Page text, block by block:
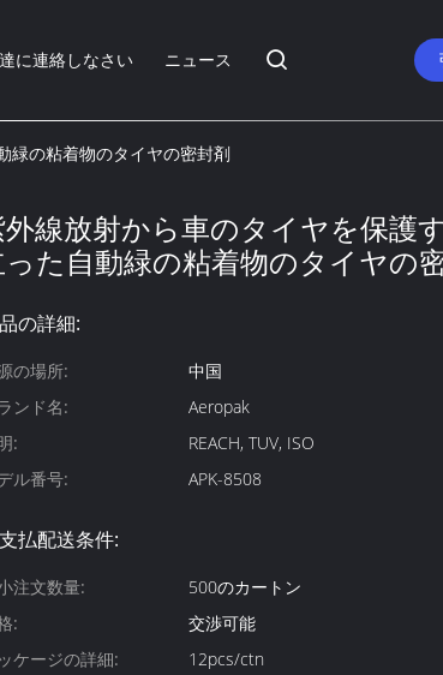
に連絡しなさい ニュース
緑の粘着物のタイヤの密封剤
線放射から車のタイヤを保護
った自動緑の粘着物のタイヤの
の詳細:
の場所:
中国
ンド名:
Aeropak
:
REACH, TUV, ISO
ル番号:
APK-8508
払配送条件:
注文数量:
500のカートン
:
交渉可能
ケージの詳細:
12pcs/ctn